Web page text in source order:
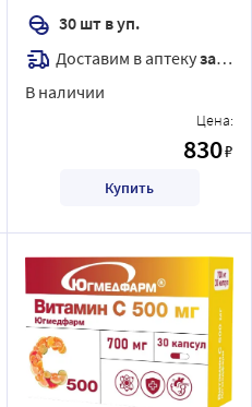
30 шт в уп.
Доставим в аптекузавтра
В наличии
Цена:
830₽
Купить